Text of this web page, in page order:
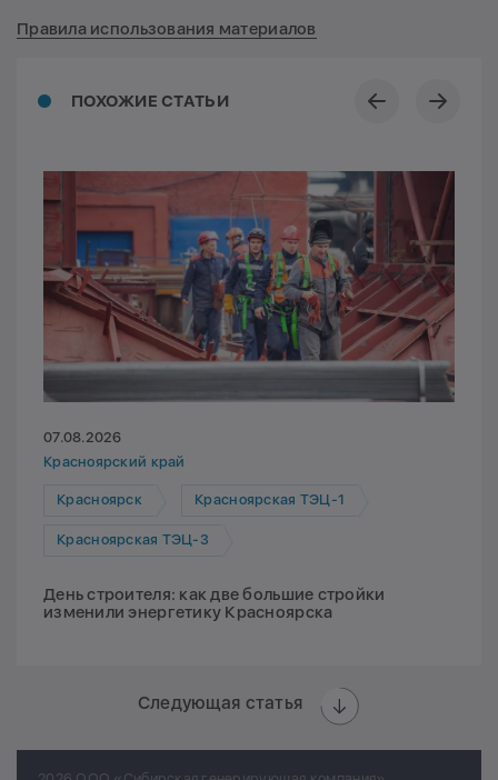
ПОХОЖИЕ СТАТЬИ
07.08.2026
Красноярский край
Красноярск Красноярская ТЭЦ-1
Красноярская ТЭЦ-3
День строителя: как две большие стройки
изменили энергетику Красноярска
Следующая статья
Правила использования материалов